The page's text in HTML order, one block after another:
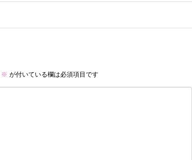
※ が付いている欄は必須項目です